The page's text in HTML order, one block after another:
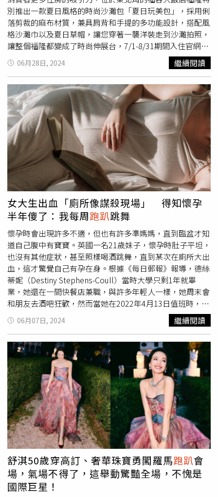
B2特區禁止飲食。國泰世華CUBE卡友可提前於9月25日中
午12點優先開買、下午13點台灣大哥大會員可洽購票專
區，而9月26日中午12點則將全線盛大開票，購票請洽拓元
售票系統。
別推出一款夏日風格的時尚沙灘包「夏日玩美包」，採用俐
落剪裁的麻布材質，兼具肩背和手提的多功能設計，搭配風
格沙灘巾以及夏日草帽，讓您穿著一襲洋裝走到沙灘拍照，
讓整個福隆都變成了時尚伸展台，7/1-8/31期間入住官網任
一住房方案，每房即可免費獲贈一組價值1299元的「夏日
玩美包」；活動期間還有超多派對活動，如星空電影院、海
灘玩美包讓整個福隆成為你的伸展台（圖／福容福隆提供）
福容大飯店福隆有感國旅市場的興起，為提供給消費者更多
的加值服務，特別開發出「夏日玩美包」系列產品，並推出
「福隆玩美風格照」徵件活動，只要背著玩美包在飯店園區
內拍出最有特色的照片，並上傳到粉絲團活動專頁，就有機
會能抽到福容嘉義voco酒店住宿券（價值18,000元
+10%)；「夏日玩美包」特別設計成大容量樣式，輕鬆容納
全家大小的沙灘休閒用品，此外，包內還加贈波希米亞風格
的沙灘巾，讓您不管當做披肩或是舖巾都好用，以及海灘風
格的遮陽草帽，直接幫您做好整身的穿搭，不管是海邊、沙
灘或是彩虹橋上都能拍出最具特色的玩美風格照！7/1至
8/31期間，只要入住福容大飯店福隆官網任一專案或使用聯
合住宿券入住，每房都能免費獲得一組夏日玩美包，打造成
海邊度假的頂規開房禮，送給旅客滿滿的誠意！貢寮國際海
洋音樂祭7.19-7.21福隆開唱（圖／福容福隆提供）福隆海
邊的夏季正式開始，從5/31起的2024福隆國際沙雕藝術季
LINE FRIENDS夏日明星派對開始，以及6月底舉辦的
Skyline Film星空電影院福隆場，還有萬眾矚目的2024貢寮
國際海洋音樂祭也將在7/19登場，最後還有7、8月即將舉
辦的福隆生活節草地音樂會系列活動，讓你整個暑假來福隆
都不無聊，周周都有派對可以跑！福容福隆也推出
HelloSummer住宿專案，暑假期間入住可以選擇雙人一泊
二食或者是四人同行一泊一食，專案價只要8999元起，專
案還贈送夏日玩美包及休閒活動券，讓旅客在住宿期間選擇
體驗夜訪沙蟹、DIY手作課程，或參與戶外活動如SUP、獨
木舟等，豐富多元的行程安排，精彩暑假樂趣無窮！更多活
動詳情請上福容大飯店福隆臉書查詢：或撥打訂房專線：
02-2499-1188#9。
06月28日, 2024 繼續閱讀
女大生出血「廁所像謀殺現場」 得知懷孕
半年傻了：我每周跑趴跳舞
懷孕時會出現許多不適，但也有許多準媽媽，直到臨盆才知
道自己腹中有寶寶。英國一名21歲妹子，懷孕時肚子平坦，
也沒有其他症狀，甚至照樣喝酒跳舞，直到某次在廁所大出
血，這才驚覺自己有孕在身。根據《每日郵報》報導，德絲
蒂妮（Destiny Stephens-Coull）當時大學只剩1年就畢
業，她還在一間快餐店兼職，與許多年輕人一樣，她周末會
和朋友去酒吧狂歡，然而當她在2022年4月13日值班時，感
覺自己好像經歷了經期痙攣，半小時候她打電話給經理，要
求拿一些衛生棉條，但因為出血過多，導致整個廁所像是謀
殺現場，只好趕緊掛急診。德絲蒂妮沒察覺自己懷孕，照樣
去喝酒跳舞。（圖／翻攝自每日郵報）德絲蒂妮因為失血過
多昏倒，醒來時發現人在醫院，當護理師詢問是否懷孕了，
她表示沒有，但事實是她已經懷孕6個月，儘管這段期間照
樣來月經，體重也沒有增加，讓她眼至極，「我一直跑酒
吧，常常跳舞，而且我的小腹平坦」，好在最後順利生下兒
子金斯利（Kingsley）。金斯利在29周時剖腹產出生，體重
大約1.3公斤，還出現腦出血、腦積水和黃疸，必須緊急送
往新生兒加護病房（NICU），直到2022年8月才終於穩
定。原本被醫師告知可能會有走路和說話方面的困難，但2
年過去了，一切都表現正常。回憶起這段經歷，德絲蒂妮仍
然覺得很奇妙，「如果3年前有人告訴我，我21 歲時會生下
1個兒子，我會告訴說他們在撒謊」，不過現在她已經適應
如何當媽媽，「我很高興他是我兒子」。
06月07日, 2024 繼續閱讀
舒淇50歲穿高訂、奢華珠寶勇闖羅馬跑趴會
場，氣場不得了，這舉動驚豔全場，不愧是
國際巨星！